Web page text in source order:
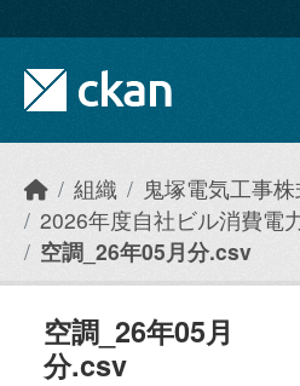
組織
鬼塚電気工事
2026年度自社ビル消費電
空調_26年05月分.csv
空調_26年05月
分.csv